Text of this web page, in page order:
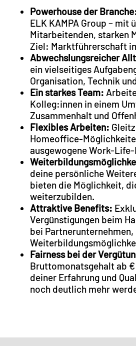
Powerhouse der
ELK KAMPA Group – mit
Mitarbeitenden, starken
Ziel: Marktführerschaft
Abwechslungsreicher
ein vielseitiges
Organisation, Technik
Ein starkes Team:
Kolleg:innen in einem
Zusammenhalt und
Flexibles Arbeiten:
Homeoffice-
ausgewogene Work-
deine persönliche
bieten die Möglichkeit,
weiterzubilden.
Attraktive Benefits:
Vergünstigungen beim
bei Partnerunternehmen,
Fairness bei der
Bruttomonatsgehalt ab
deiner Erfahrung und
noch deutlich mehr